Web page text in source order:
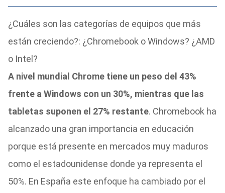
¿Cuáles son las categorías de equipos que más
están creciendo?: ¿Chromebook o Windows? ¿AMD
o Intel?
A nivel mundial Chrome tiene un peso del 43%
frente a Windows con un 30%, mientras que las
tabletas suponen el 27% restante. Chromebook ha
alcanzado una gran importancia en educación
porque está presente en mercados muy maduros
como el estadounidense donde ya representa el
50%. En España este enfoque ha cambiado por el